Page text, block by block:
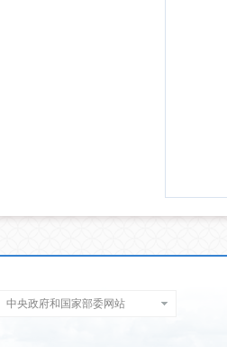
中央政府和国家部委网站